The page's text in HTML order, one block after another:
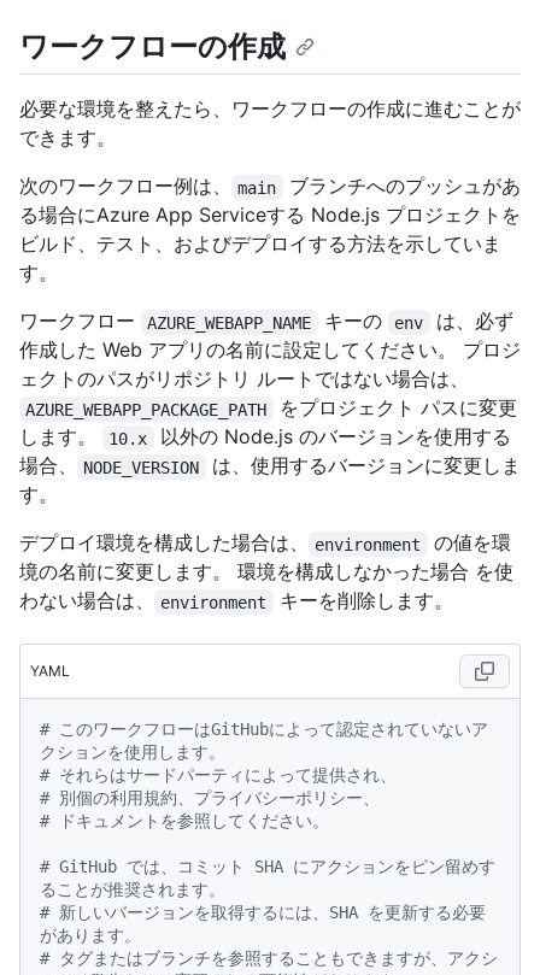
ワークフローの作成
必要な環境を整えたら、ワークフローの作成に進むことが
できます。
次のワークフロー例は、
main
ブランチへのプッシュがあ
る場合にAzure App Serviceする Node.js プロジェクトを
ビルド、テスト、およびデプロイする方法を示していま
す。
ワークフロー
AZURE_WEBAPP_NAME キーの env
は、必ず
作成した Web アプリの名前に設定してください。 プロジ
ェクトのパスがリポジトリ ルートではない場合は、
AZURE_WEBAPP_PACKAGE_PATH
をプロジェクト パスに変更
します。
10.x
以外の Node.js のバージョンを使用する
場合、
NODE_VERSION
は、使用するバージョンに変更しま
す。
デプロイ環境を構成した場合は、
environment
の値を環
境の名前に変更します。 環境を構成しなかった場合 を使
わない場合は、
environment キーを削除します。
YAML
# このワークフローはGitHubによって認定されていないア
クションを使用します。
# それらはサードパーティによって提供され、
# 別個の利用規約、プライバシーポリシー、
# ドキュメントを参照してください。
# GitHub では、コミット SHA にアクションをピン留めす
ることが推奨されます。
# 新しいバージョンを取得するには、SHA を更新する必要
があります。
# タグまたはブランチを参照することもできますが、アクシ